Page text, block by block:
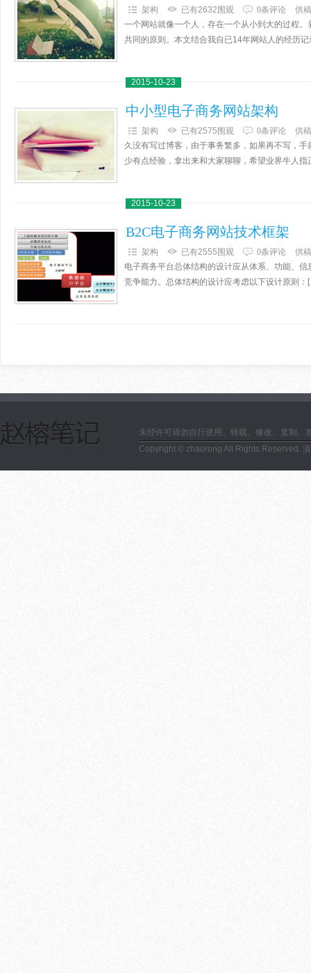
架构 已有2632围观 0条评论
供
一个网站就像一个人，存在一个从小到大的过程
共同的原则。本文结合我自已14年网站人的经历
2015-10-23
中小型电子商务网站架构
架构 已有2575围观 0条评论
供
久没有写过博客，由于事务繁多，如果再不写，
少有点经验，拿出来和大家聊聊，希望业界牛人
2015-10-23
B2C电子商务网站技术框架
架构 已有2555围观 0条评论
供
电子商务平台总体结构的设计应从体系、功能、
竞争能力。总体结构的设计应考虑以下设计原则
未经许可请勿自行使用、转载、修改、复制
Copyright © zhaorong All Rights Reserved.